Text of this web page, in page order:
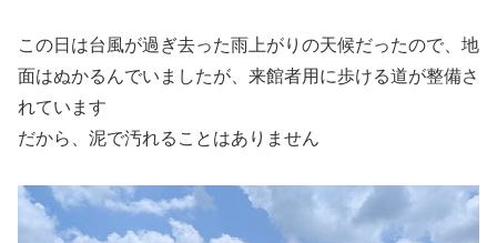
この日は台風が過ぎ去った雨上がりの天候だったので、地
面はぬかるんでいましたが、来館者用に歩ける道が整備さ
れています
だから、泥で汚れることはありません